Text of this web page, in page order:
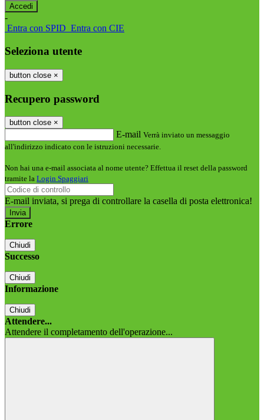
-
Entra con SPID Entra con CIE
Seleziona utente
button close ×
Recupero password
button close ×
E-mail Verrà inviato un messaggio
all'indirizzo indicato con le istruzioni necessarie.
Non hai una e-mail associata al nome utente? Effettua il reset della password
tramite la Login Spaggiari
E-mail inviata, si prega di controllare la casella di posta elettronica!
Errore
Chiudi
Successo
Chiudi
Informazione
Chiudi
Attendere...
Attendere il completamento dell'operazione...